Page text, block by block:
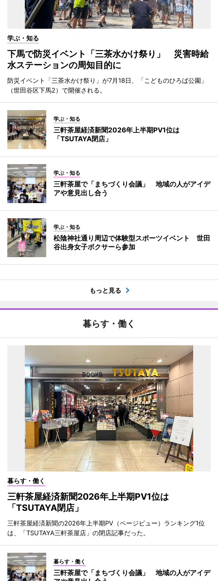
学ぶ・知る
下馬で防災イベント「三茶水かけ祭り」 災害時給
水ステーションの周知目的に
防災イベント「三茶水かけ祭り」が7月18日、「こどものひろば公園」
（世田谷区下馬2）で開催される。
学ぶ・知る
三軒茶屋経済新聞2026年上半期PV1位は
「TSUTAYA閉店」
学ぶ・知る
三軒茶屋で「まちづくり会議」 地域の人がアイデ
アや意見出し合う
学ぶ・知る
松陰神社通り周辺で体験型スポーツイベント 世田
谷出身女子ボクサーら参加
もっと見る
暮らす・働く
暮らす・働く
三軒茶屋経済新聞2026年上半期PV1位は
「TSUTAYA閉店」
三軒茶屋経済新聞の2026年上半期PV（ページビュー）ランキング1位
は、「TSUTAYA三軒茶屋店」の閉店記事だった。
暮らす・働く
三軒茶屋で「まちづくり会議」 地域の人がアイデ